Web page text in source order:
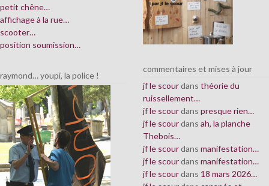
petit chêne…
affichage à la rue…
scooter…
position soumission…
raymond… youpi, la police !
commentaires et mises à jour
jf le scourdans théorie du
ruissellement…
jf le scourdans presque rien…
jf le scourdans ah, la planche
Thebois…
jf le scourdans manifestation…
jf le scourdans manifestation…
jf le scourdans 18 mars 2026…